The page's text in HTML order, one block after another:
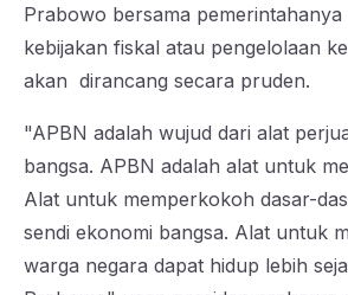
Prabowo bersama pemerintahanya
kebijakan fiskal atau pengelolaan
akan dirancang secara pruden.
​"APBN adalah wujud dari alat
bangsa. APBN adalah alat untuk
Alat untuk memperkokoh dasar-
sendi ekonomi bangsa. Alat untuk
warga negara dapat hidup lebih